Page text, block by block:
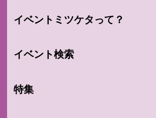
イベントミツケタって？
イベント検索
特集